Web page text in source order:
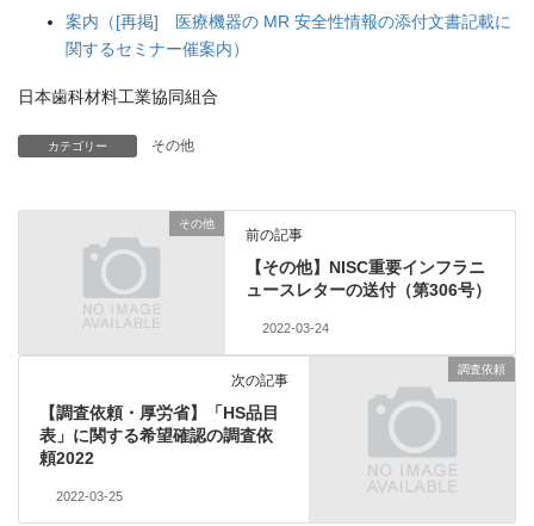
案内（[再掲] 医療機器の MR 安全性情報の添付文書記載に
関するセミナー催案内）
日本歯科材料工業協同組合
カテゴリー その他
その他
前の記事
【その他】NISC重要インフラニ
ュースレターの送付（第306号）
2022-03-24
調査依頼
次の記事
【調査依頼・厚労省】「HS品目
表」に関する希望確認の調査依
頼2022
2022-03-25